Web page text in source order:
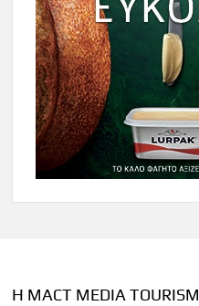
Η MACT MEDIA TOURISM